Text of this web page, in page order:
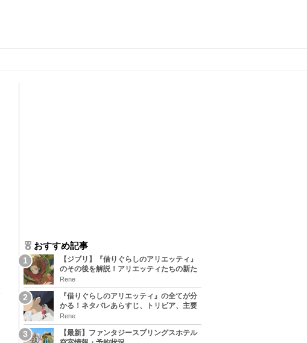
おすすめ記事
【ジブリ】『借りぐらしのアリエッティ』
のその後を解説！アリエッティたちの新た
な住処は？翔の病気は治る？
Rene
『借りぐらしのアリエッティ』の全てが分
かる！ネタバレあらすじ、トリビア、主要
キャラまとめ！
Rene
【最新】ファンタジースプリングスホテル